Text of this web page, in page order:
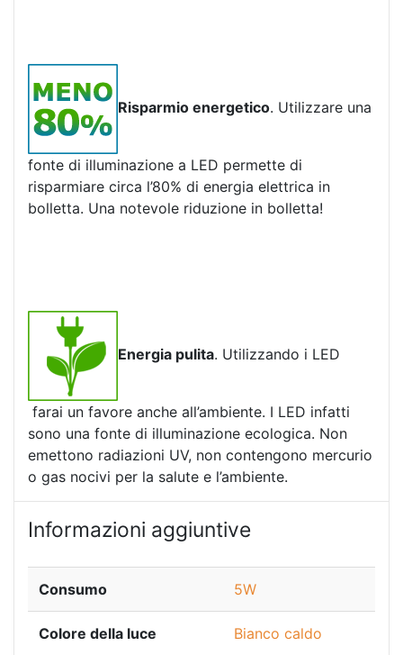
Risparmio energetico. Utilizzare una
fonte di illuminazione a LED permette di
risparmiare circa l’80% di energia elettrica in
bolletta. Una notevole riduzione in bolletta!
Energia pulita. Utilizzando i LED
farai un favore anche all’ambiente. I LED infatti
sono una fonte di illuminazione ecologica. Non
emettono radiazioni UV, non contengono mercurio
o gas nocivi per la salute e l’ambiente.
Informazioni aggiuntive
Consumo 5W
Colore della luce Bianco caldo